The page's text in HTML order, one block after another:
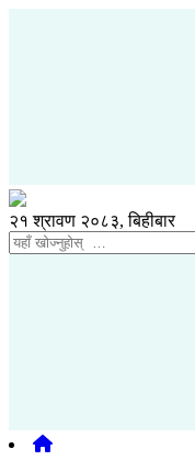
२१ श्रावण २०८३, बिहीबार